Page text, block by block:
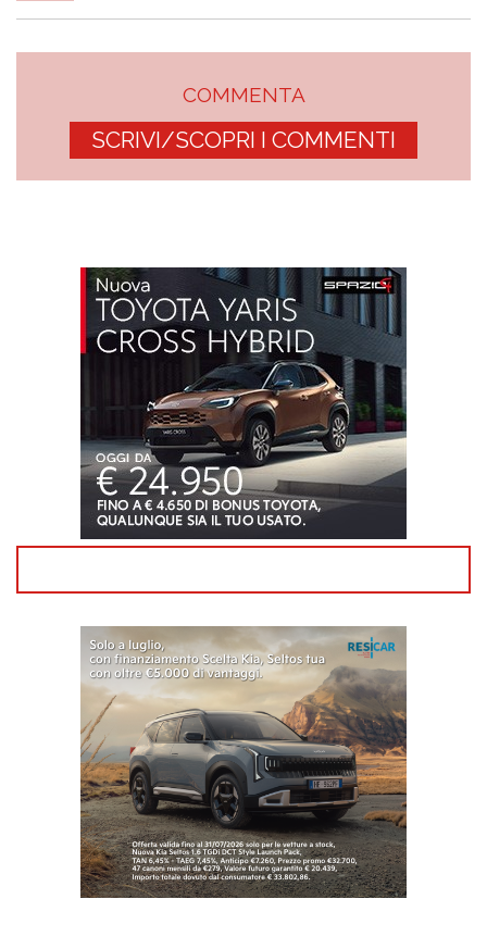
COMMENTA
SCRIVI/SCOPRI I COMMENTI